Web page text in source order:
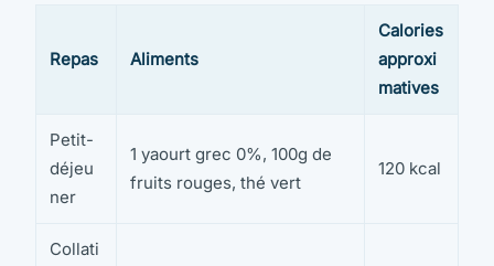
Repas Aliments
Calories
approxi
matives
Petit-
déjeu
ner
1 yaourt grec 0%, 100g de
fruits rouges, thé vert
120 kcal
Collati